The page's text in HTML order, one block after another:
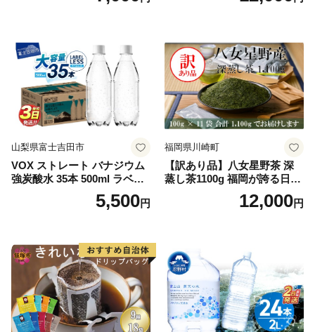
山梨県富士吉田市
VOX ストレート バナジウム
強炭酸水 35本 500ml ラベル
レス【富士吉田市限定カート
5,500円
福岡県川崎町
【訳あり品】八女星野茶 深
蒸し茶1100g 福岡が誇る日本
茶_ 訳アリ 常温 お茶 茶袋 常
備品 おちゃ ocha 茶葉 緑茶
小分け お土産 お取り寄せ グ
ルメ 福岡 九州 福岡県 国産
日本 ふかむし茶 ふかむし 家
庭用 自宅用 ちゃ りょくちゃ
ふかむしちゃ 急須 甘み 川崎
町 送料無料
12,000円